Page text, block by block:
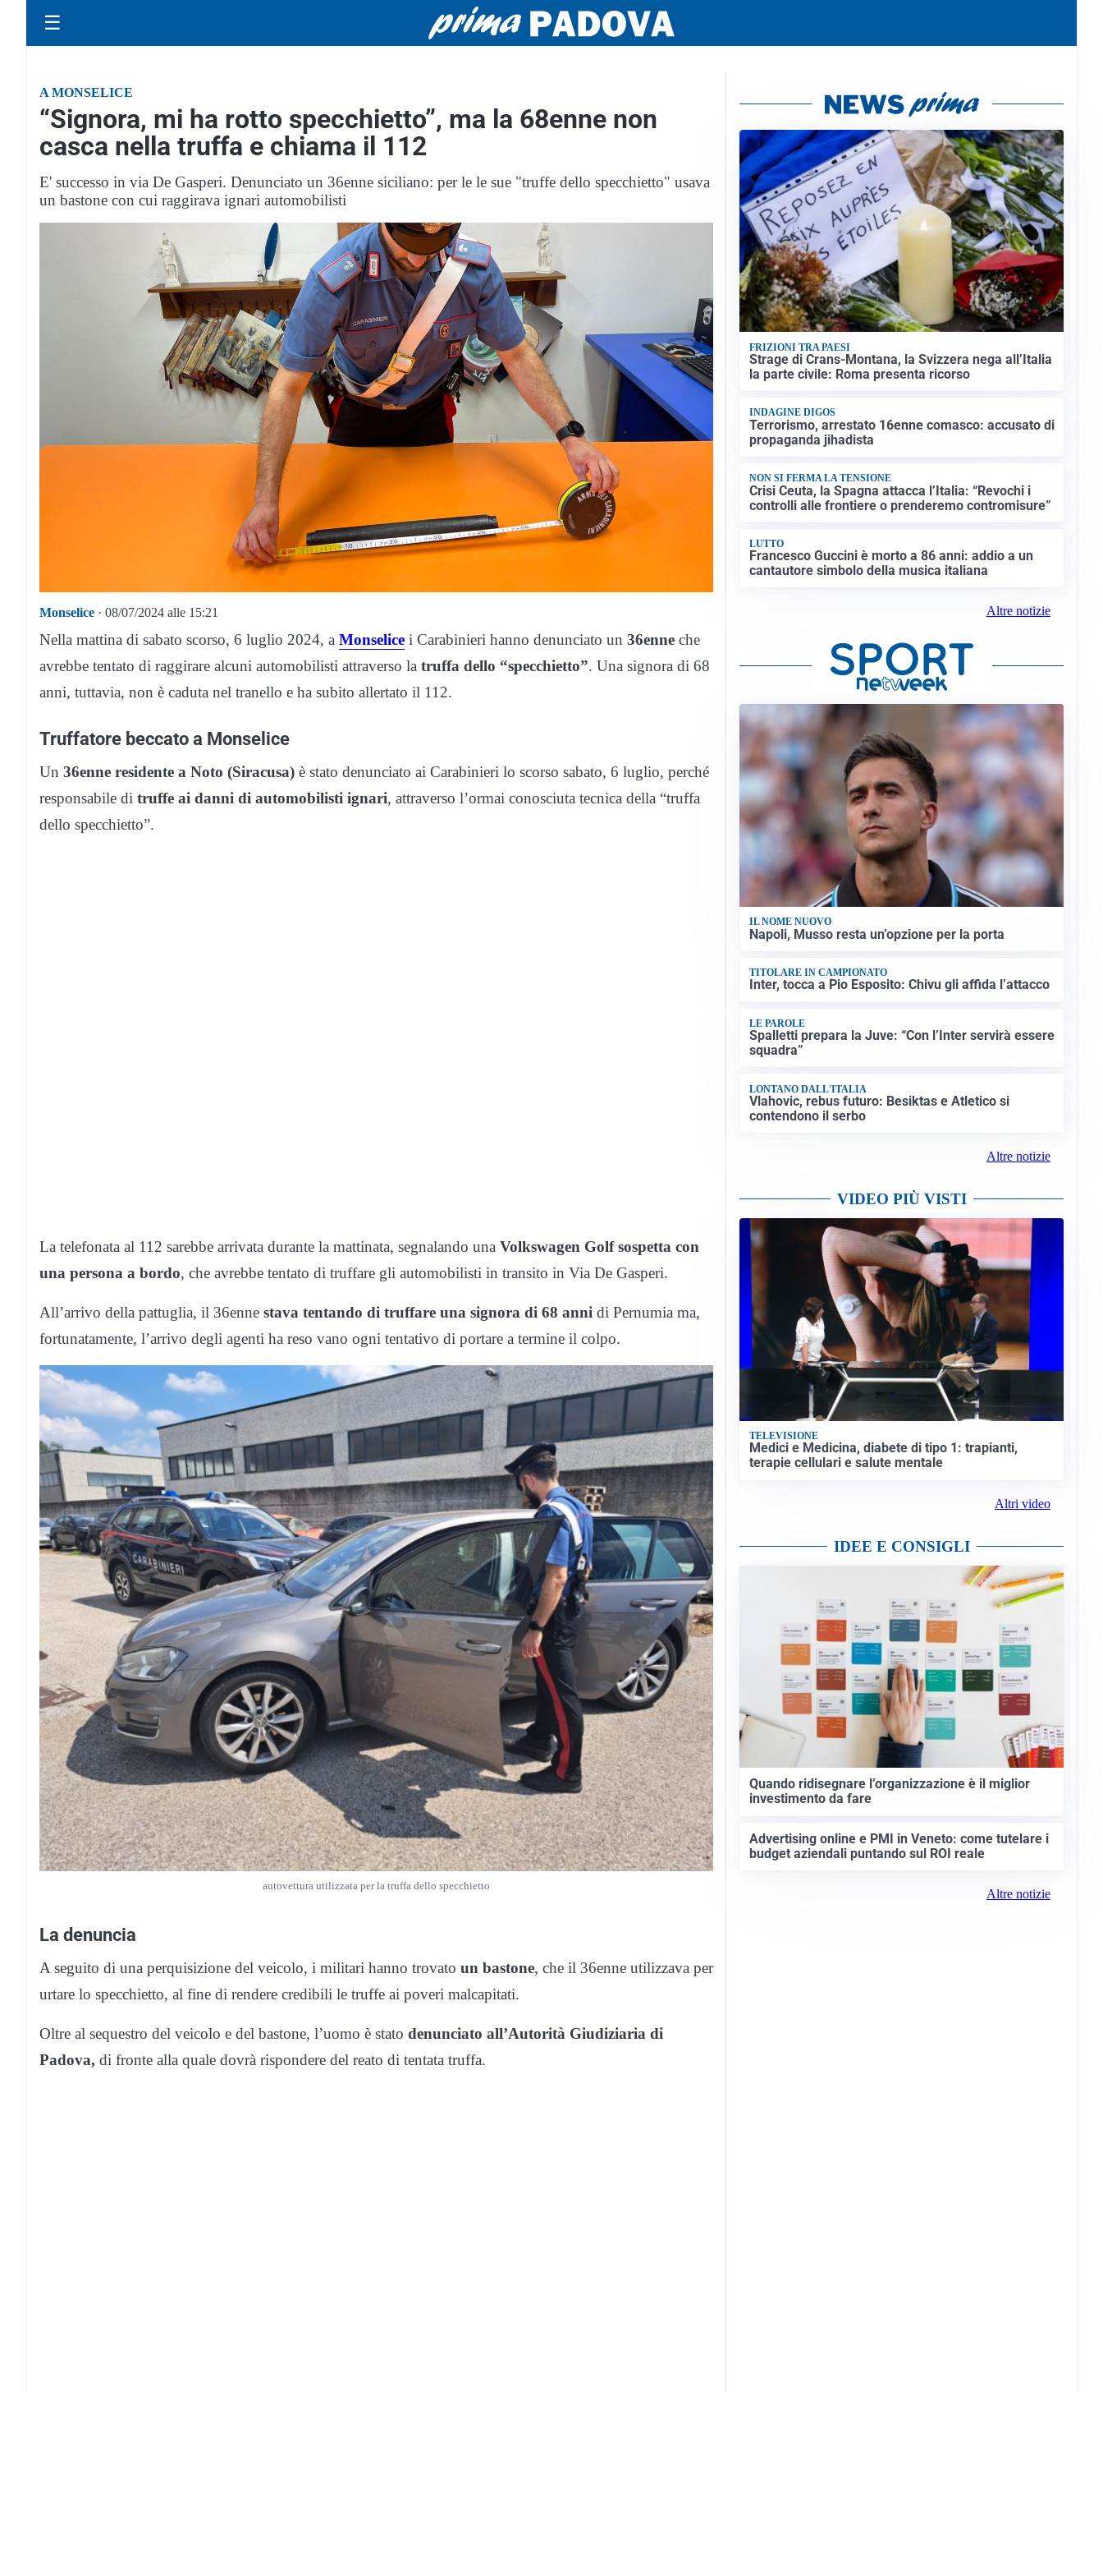
☰
A MONSELICE
“Signora, mi ha rotto specchietto”, ma la 68enne non
casca nella truffa e chiama il 112
E' successo in via De Gasperi. Denunciato un 36enne siciliano: per le le sue "truffe dello specchietto" usava
un bastone con cui raggirava ignari automobilisti
Monselice · 08/07/2024 alle 15:21
Nella mattina di sabato scorso, 6 luglio 2024, a Monselice i Carabinieri hanno denunciato un 36enne che
avrebbe tentato di raggirare alcuni automobilisti attraverso la truffa dello “specchietto”. Una signora di 68
anni, tuttavia, non è caduta nel tranello e ha subito allertato il 112.
Truffatore beccato a Monselice
Un 36enne residente a Noto (Siracusa) è stato denunciato ai Carabinieri lo scorso sabato, 6 luglio, perché
responsabile di truffe ai danni di automobilisti ignari, attraverso l’ormai conosciuta tecnica della “truffa
dello specchietto”.
La telefonata al 112 sarebbe arrivata durante la mattinata, segnalando una Volkswagen Golf sospetta con
una persona a bordo, che avrebbe tentato di truffare gli automobilisti in transito in Via De Gasperi.
All’arrivo della pattuglia, il 36enne stava tentando di truffare una signora di 68 anni di Pernumia ma,
fortunatamente, l’arrivo degli agenti ha reso vano ogni tentativo di portare a termine il colpo.
autovettura utilizzata per la truffa dello specchietto
La denuncia
A seguito di una perquisizione del veicolo, i militari hanno trovato un bastone, che il 36enne utilizzava per
urtare lo specchietto, al fine di rendere credibili le truffe ai poveri malcapitati.
Oltre al sequestro del veicolo e del bastone, l’uomo è stato denunciato all’Autorità Giudiziaria di
Padova, di fronte alla quale dovrà rispondere del reato di tentata truffa.
FRIZIONI TRA PAESI
Strage di Crans-Montana, la Svizzera nega all’Italia
la parte civile: Roma presenta ricorso
INDAGINE DIGOS
Terrorismo, arrestato 16enne comasco: accusato di
propaganda jihadista
NON SI FERMA LA TENSIONE
Crisi Ceuta, la Spagna attacca l’Italia: “Revochi i
controlli alle frontiere o prenderemo contromisure”
LUTTO
Francesco Guccini è morto a 86 anni: addio a un
cantautore simbolo della musica italiana
Altre notizie
IL NOME NUOVO
Napoli, Musso resta un’opzione per la porta
TITOLARE IN CAMPIONATO
Inter, tocca a Pio Esposito: Chivu gli affida l’attacco
LE PAROLE
Spalletti prepara la Juve: “Con l’Inter servirà essere
squadra”
LONTANO DALL'ITALIA
Vlahovic, rebus futuro: Besiktas e Atletico si
contendono il serbo
Altre notizie
VIDEO PIÙ VISTI
TELEVISIONE
Medici e Medicina, diabete di tipo 1: trapianti,
terapie cellulari e salute mentale
Altri video
IDEE E CONSIGLI
Quando ridisegnare l’organizzazione è il miglior
investimento da fare
Advertising online e PMI in Veneto: come tutelare i
budget aziendali puntando sul ROI reale
Altre notizie